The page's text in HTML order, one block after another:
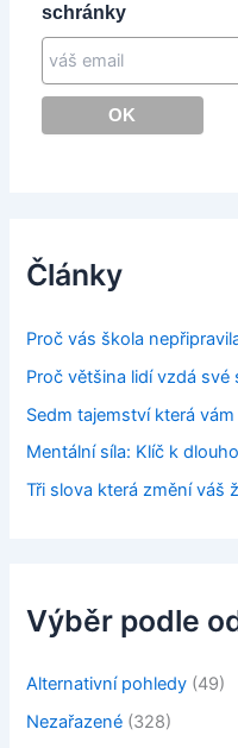
schránky
Články
Proč vás škola
Proč většina lidí vzdá
Sedm tajemství která
Mentální síla: Klíč k
Tři slova která změní váš
Výběr podle
Alternativní pohledy (49)
Nezařazené (328)